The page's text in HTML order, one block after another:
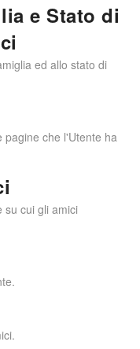
e Stato di
ed allo stato di
pagine che l'Utente ha
su cui gli amici